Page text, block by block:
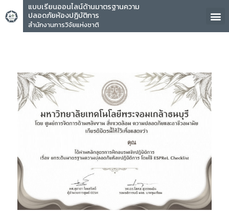
แบบเรียนออนไลน์ด้านมาตรฐานความ
ปลอดภัยห้องปฏิบัติการ
สำนักงานการวิจัยแห่งชาติ
คุณ